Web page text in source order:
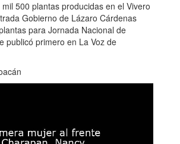
500 plantas producidas en el Vivero
Gobierno de Lázaro Cárdenas
para Jornada Nacional de
publicó primero en La Voz de